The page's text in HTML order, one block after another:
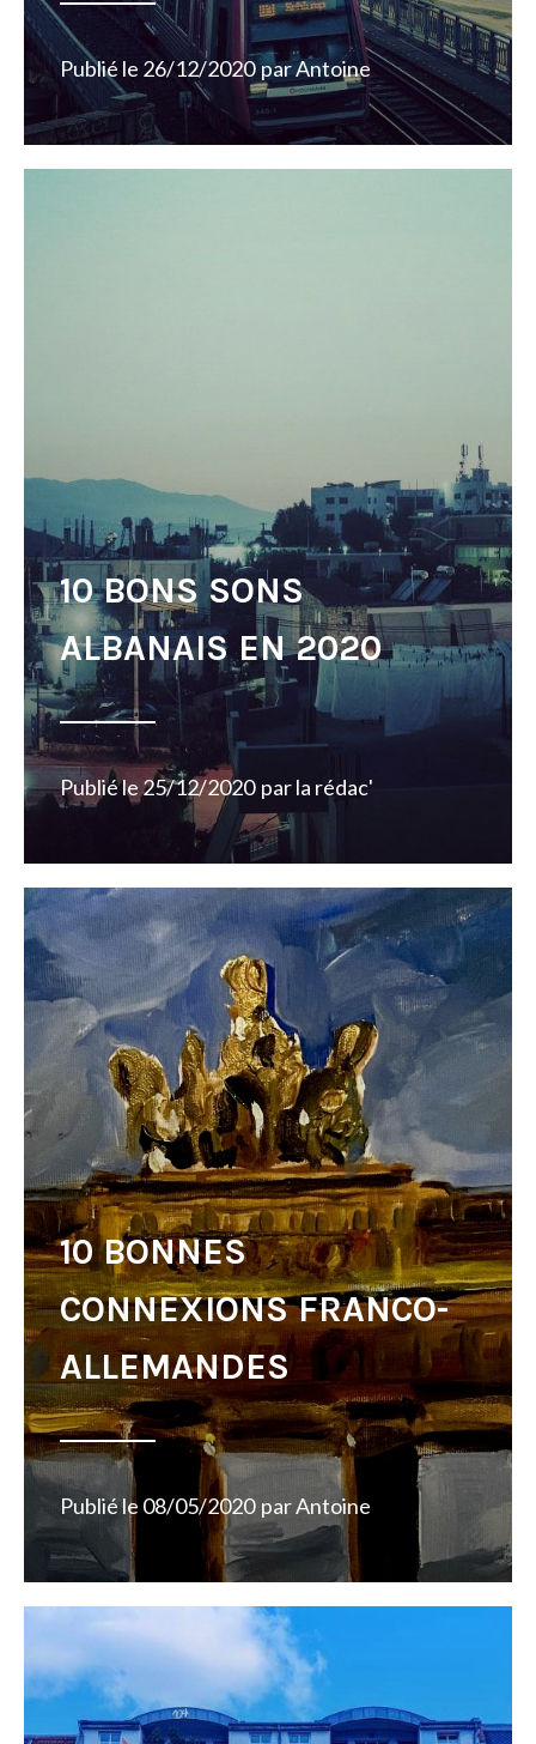
Publié le 26/12/2020 parAntoine
10 BONS SONS
ALBANAIS EN 2020
Publié le25/12/2020 parla rédac'
10 BONNES
CONNEXIONS FRANCO-
ALLEMANDES
Publié le 08/05/2020 parAntoine